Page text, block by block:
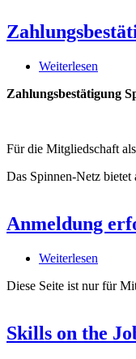
Weiterlesen
regulär
Zahlungsbestätigung
Für die Mitgliedschaft
Das Spinnen-Netz
Anmeldung
Weiterlesen
Diese Seite ist nur für
Skills on the